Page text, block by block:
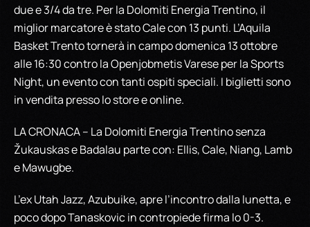
due e 3/4 da tre. Per la Dolomiti Energia Trentino, il
miglior marcatore è stato Cale con 13 punti. L’Aquila
Basket Trento tornerà in campo domenica 13 ottobre
alle 16:30 contro la Openjobmetis Varese per la Sports
Night, un evento con tanti ospiti speciali. I biglietti sono
in vendita presso lo store e online.
LA CRONACA – La Dolomiti Energia Trentino senza
Žukauskas e Badalau parte con: Ellis, Cale, Niang, Lamb
e Mawugbe.
L’ex Utah Jazz, Azubuike, apre l’incontro dalla lunetta, e
poco dopo Tanaskovic in contropiede firma lo 0-3.